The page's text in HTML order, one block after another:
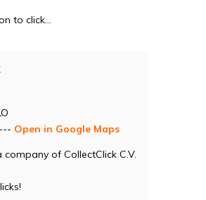
to click...
Open in Google Maps
of CollectClick C.V.